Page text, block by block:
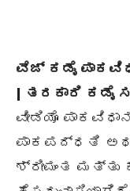
ವೆಜ್ ಕಡೈ
| ತರಕಾರಿ ಕಡೈ
ವೀಡಿಯೊ
ಪಾಕಪದ್ಧತಿ
ಶ್ರೀಮಂತ